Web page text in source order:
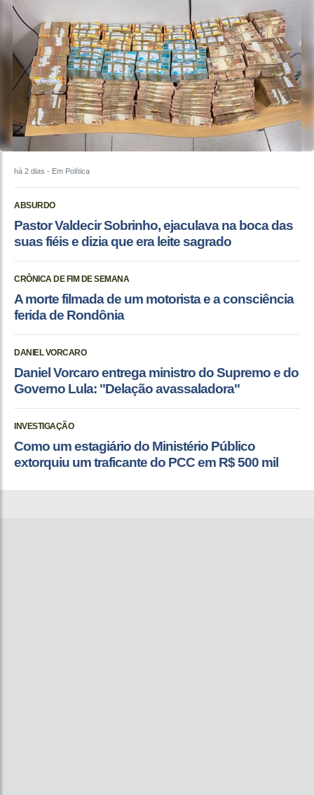
há 2 dias - Em Política
ABSURDO
Pastor Valdecir Sobrinho, ejaculava na boca das
suas fiéis e dizia que era leite sagrado
CRÔNICA DE FIM DE SEMANA
A morte filmada de um motorista e a consciência
ferida de Rondônia
DANIEL VORCARO
Daniel Vorcaro entrega ministro do Supremo e do
Governo Lula: "Delação avassaladora"
INVESTIGAÇÃO
Como um estagiário do Ministério Público
extorquiu um traficante do PCC em R$ 500 mil